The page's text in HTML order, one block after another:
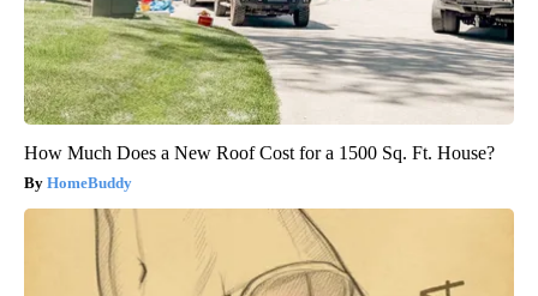
How Much Does a New Roof Cost for a 1500 Sq. Ft. House?
HomeBuddy